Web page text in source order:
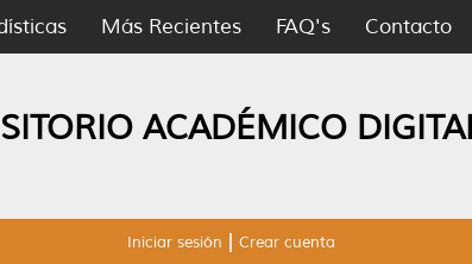
Más Recientes FAQ's Contacto
ACADÉMICO
Iniciar sesión Crear cuenta